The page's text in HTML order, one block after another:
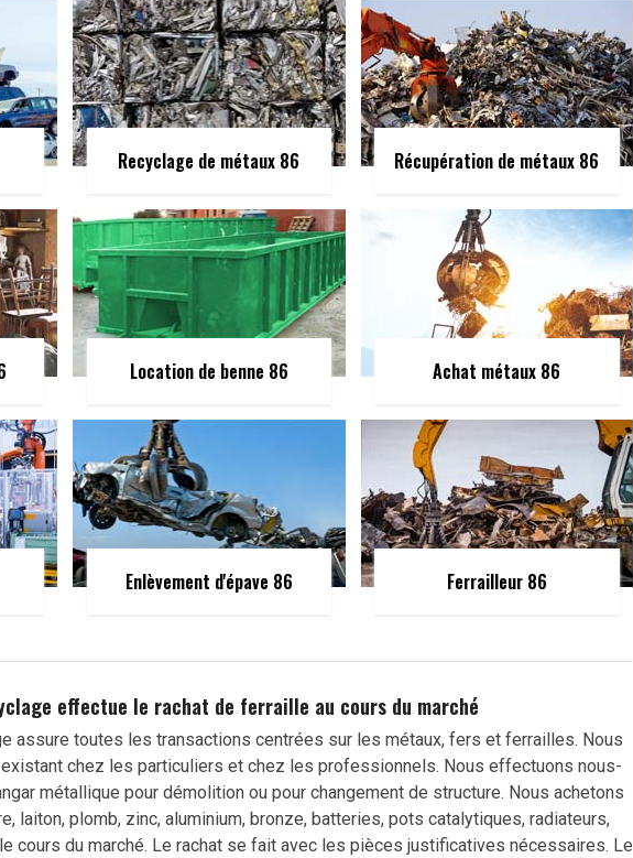
Recyclage de métaux 86 Récupération de métaux 86
Location de benne 86 Achat métaux 86
Enlèvement d'épave 86 Ferrailleur 86
effectue le rachat de ferraille au cours du marché
assure toutes les transactions centrées sur les métaux, fers et ferrailles. Nous
chez les particuliers et chez les professionnels. Nous effectuons nous-
métallique pour démolition ou pour changement de structure. Nous achetons
laiton, plomb, zinc, aluminium, bronze, batteries, pots catalytiques, radiateurs,
cours du marché. Le rachat se fait avec les pièces justificatives nécessaires. Le